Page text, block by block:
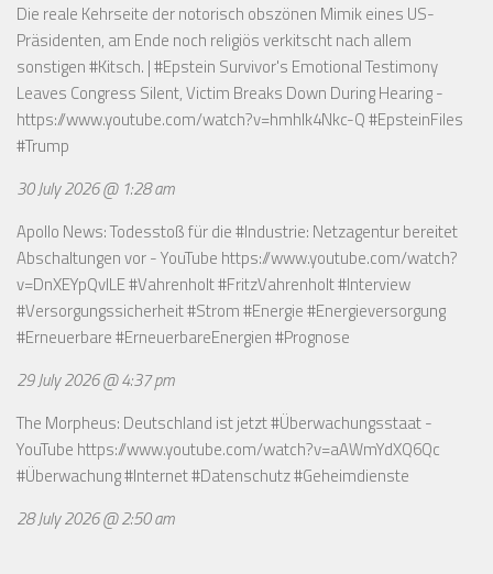
Die reale Kehrseite der notorisch obszönen Mimik eines US-
Präsidenten, am Ende noch religiös verkitscht nach allem
sonstigen #Kitsch. | #Epstein Survivor's Emotional Testimony
Leaves Congress Silent, Victim Breaks Down During Hearing -
https://www.youtube.com/watch?v=hmhlk4Nkc-Q#EpsteinFiles
#Trump
30 July 2026 @ 1:28 am
Apollo News: Todesstoß für die #Industrie: Netzagentur bereitet
Abschaltungen vor - YouTube https://www.youtube.com/watch?
v=DnXEYpQvILE#Vahrenholt #FritzVahrenholt #Interview
#Versorgungssicherheit #Strom #Energie #Energieversorgung
#Erneuerbare #ErneuerbareEnergien #Prognose
29 July 2026 @ 4:37 pm
The Morpheus: Deutschland ist jetzt #Überwachungsstaat -
YouTube https://www.youtube.com/watch?v=aAWmYdXQ6Qc
#Überwachung #Internet #Datenschutz #Geheimdienste
28 July 2026 @ 2:50 am